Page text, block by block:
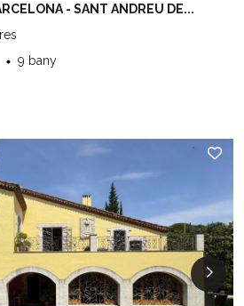
- SANT ANDREU DE...
9 bany